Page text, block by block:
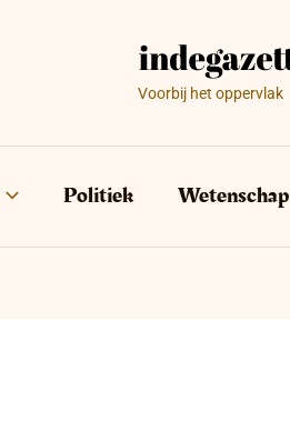
Voorbij het oppervlak
Politiek Wetenschap